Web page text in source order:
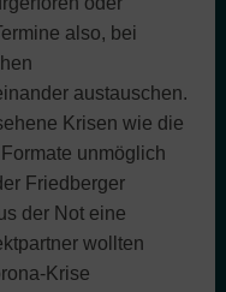
also, bei
austauschen.
Krisen wie die
unmöglich
Friedberger
der Not eine
wollten
Krise